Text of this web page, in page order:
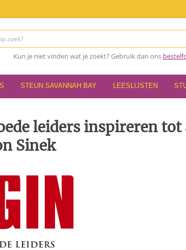
Kun je niet vinden wat je zoekt? Gebruik dan ons
STEUN SAVANNAH BAY LEESLIJSTEN
leiders inspireren tot
Sinek